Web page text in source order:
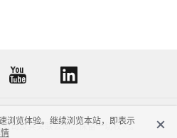
浏览体验。继续浏览本站，即表示
司及其关联公司。保留一切权利。